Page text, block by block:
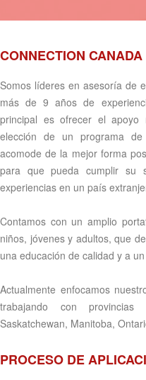
CONNECTION CANADA
Somos líderes en asesoría de
más de 9 años de
principal es ofrecer el apoyo
elección de un programa
acomode de la mejor forma
para que pueda cumplir su
experiencias en un país
Contamos con un amplio
niños, jóvenes y adultos, que
una educación de calidad y a
Actualmente enfocamos
trabajando con provincias
Saskatchewan, Manitoba,
PROCESO DE